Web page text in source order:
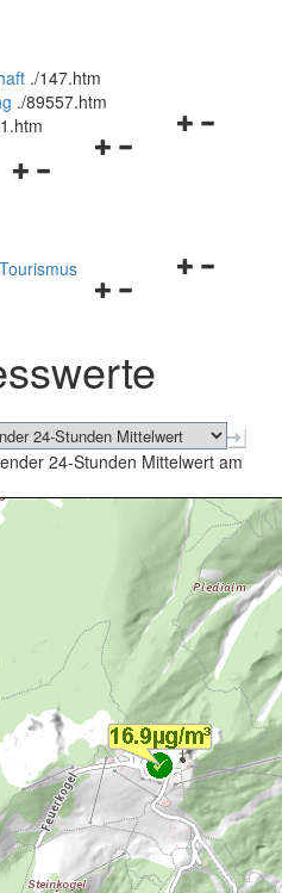
./147.htm
./89557.htm
Navigationsmenü
Navigationsmenü
Navigationsmenü
schließen
24-Stunden Mittelwert am